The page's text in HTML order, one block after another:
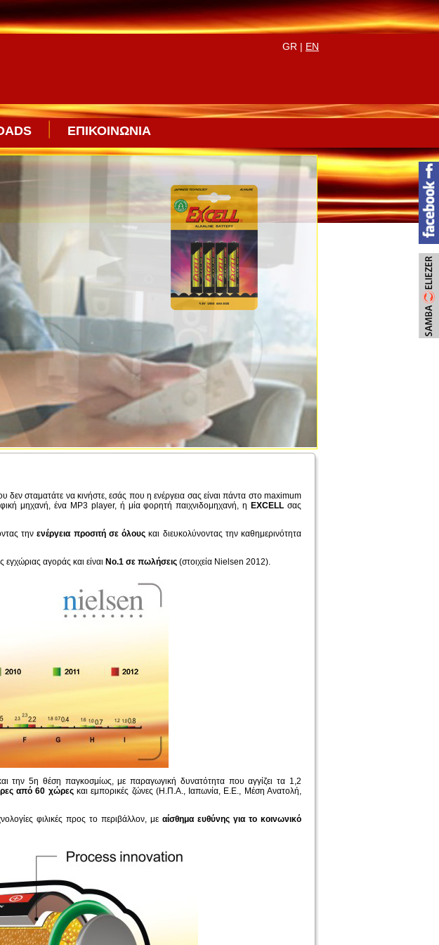
GR | EN
ΕΠΙΚΟΙΝΩΝΙΑ
δεν σταματάτε να κινήστε, εσάς που η ενέργεια σας είναι πάντα στο maximum
μηχανή, ένα MP3 player, ή μία φορητή παιχνιδομηχανή, η EXCELL σας
τηνενέργεια προσιτή σε όλους και διευκολύνοντας την καθημερινότητα
εγχώριας αγοράς και είναι Νο.1 σε πωλήσεις (στοιχεία Nielsen 2012).
την 5η θέση παγκοσμίως, με παραγωγική δυνατότητα που αγγίζει τα 1,2
από 60 χώρεςκαι εμπορικές ζώνες (Η.Π.Α., Ιαπωνία, Ε.Ε., Μέση Ανατολή,
φιλικές προς το περιβάλλον, με αίσθημα ευθύνης για το κοινωνικό